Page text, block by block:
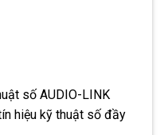
số AUDIO-LINK
hiệu kỹ thuật số đầy